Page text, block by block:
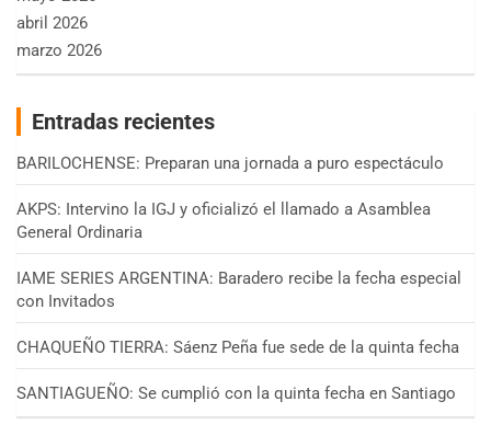
abril 2026
marzo 2026
Entradas recientes
BARILOCHENSE: Preparan una jornada a puro espectáculo
AKPS: Intervino la IGJ y oficializó el llamado a Asamblea
General Ordinaria
IAME SERIES ARGENTINA: Baradero recibe la fecha especial
con Invitados
CHAQUEÑO TIERRA: Sáenz Peña fue sede de la quinta fecha
SANTIAGUEÑO: Se cumplió con la quinta fecha en Santiago